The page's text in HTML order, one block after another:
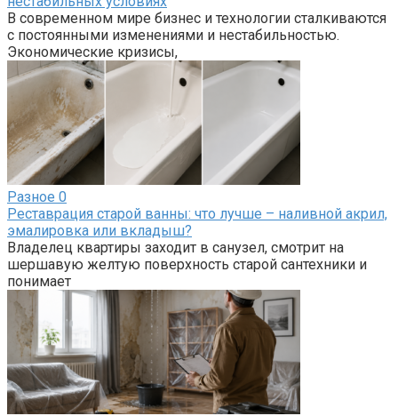
В современном мире бизнес и технологии сталкиваются
с постоянными изменениями и нестабильностью.
Экономические кризисы,
Разное 0
Реставрация старой ванны: что лучше – наливной акрил,
эмалировка или вкладыш?
Владелец квартиры заходит в санузел, смотрит на
шершавую желтую поверхность старой сантехники и
понимает